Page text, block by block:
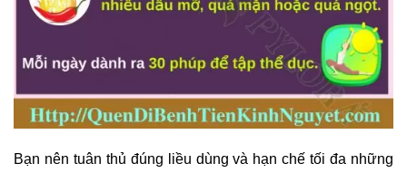
Bạn nên tuân thủ đúng liều dùng và hạn chế tối đa những